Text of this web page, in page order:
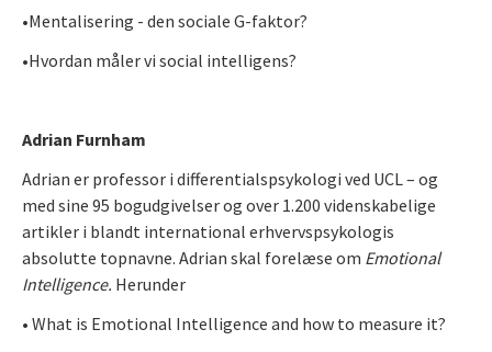
•Mentalisering - den sociale G-faktor?
•Hvordan måler vi social intelligens?
Adrian Furnham
Adrian er professor i differentialspsykologi ved UCL – og
med sine 95 bogudgivelser og over 1.200 videnskabelige
artikler i blandt international erhvervspsykologis
absolutte topnavne. Adrian skal forelæse om Emotional
Intelligence. Herunder
• What is Emotional Intelligence and how to measure it?